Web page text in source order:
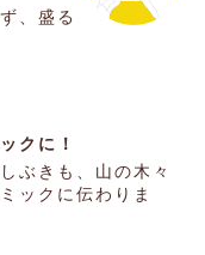
、盛る
クに！
ぶきも、山の木々
ックに伝わりま